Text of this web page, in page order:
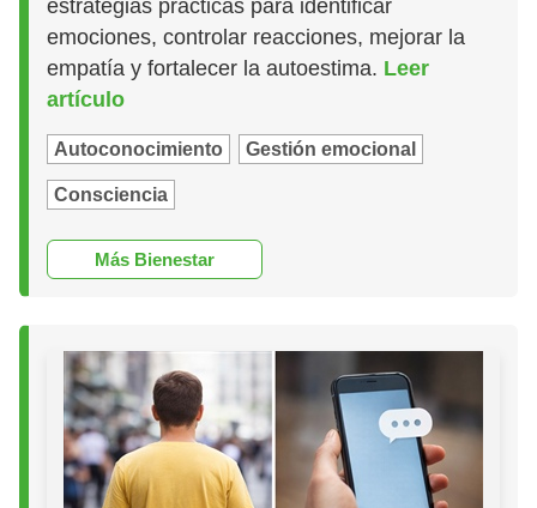
estrategias prácticas para identificar
emociones, controlar reacciones, mejorar la
empatía y fortalecer la autoestima. Leer
artículo
Autoconocimiento Gestión emocional
Consciencia
Más Bienestar